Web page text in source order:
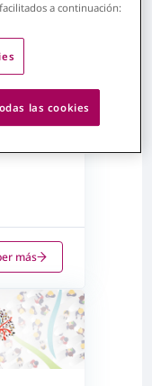
más
a continuación:
las cookies